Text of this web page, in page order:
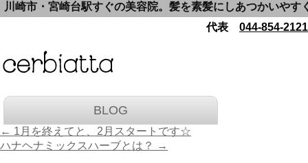
市・宮崎台駅すぐの美容院。髪を素髪にしあつかいやす
代表 044-854-2121
BLOG
← 1月を終えてと、2月スタートです☆
ハナヘナミックスハーブとは？
→